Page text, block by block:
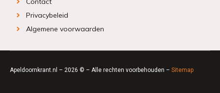
Privacybeleid
Algemene voorwaarden
Apeldoornkrant.nl – 2026 © – Alle rechten voorbehouden – Sitemap